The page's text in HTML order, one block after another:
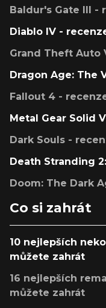
Baldur's Gate III -
Diablo IV -
Grand Theft Auto
Dragon Age: The
Fallout 4 -
Metal Gear Solid
Dark Souls -
Death Stranding
Doom: The Dark
Co si zahrát
10 nejlepších
můžete zahrát
16 nejlepších
můžete zahrát